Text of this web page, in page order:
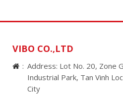
VIBO CO.,LTD
Address: Lot No. 20, Zone
Industrial Park, Tan Vinh
City